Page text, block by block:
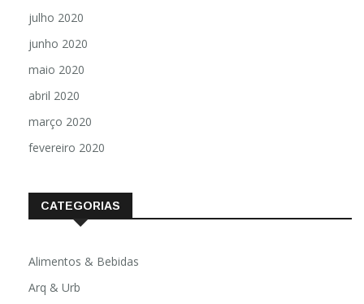
julho 2020
junho 2020
maio 2020
abril 2020
março 2020
fevereiro 2020
CATEGORIAS
Alimentos & Bebidas
Arq & Urb